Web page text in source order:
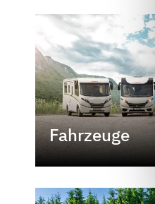
Fahrzeuge